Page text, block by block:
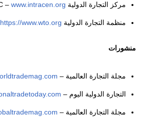
مركز التجارة الدولية ITC – www.intracen.org
منظمة التجارة الدولية WTO – https://www.wto.org
منشورات
مجلة التجارة العالمية –
التجارة الدولية اليوم –
مجلة التجارة العالمية –